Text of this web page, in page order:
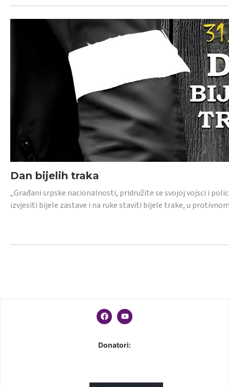
Dan bijelih traka
„Građani srpske nacionalnosti, pridružite se svojoj vojsci i
izvjesiti bijele zastave i na ruke staviti bijele trake, u
Donatori: